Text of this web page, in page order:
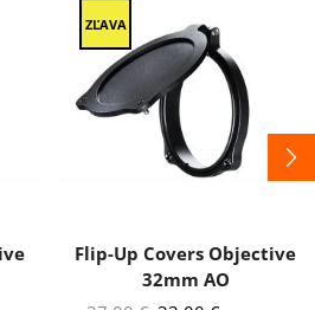
ZĽAVA
Flip-Up Covers Objective
32mm AO